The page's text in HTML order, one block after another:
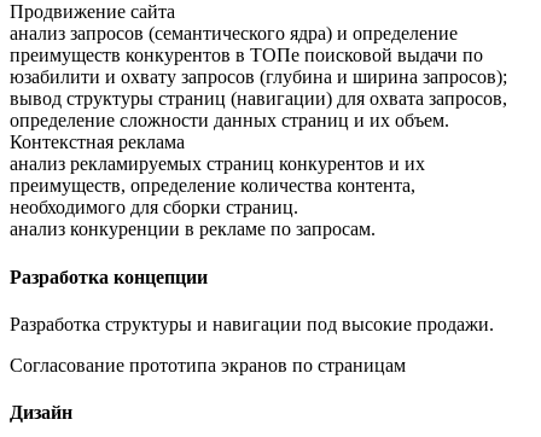
Продвижение сайта
анализ запросов (семантического ядра) и определение
преимуществ конкурентов в ТОПе поисковой выдачи по
юзабилити и охвату запросов (глубина и ширина запросов);
вывод структуры страниц (навигации) для охвата запросов,
определение сложности данных страниц и их объем.
Контекстная реклама
анализ рекламируемых страниц конкурентов и их
преимуществ, определение количества контента,
необходимого для сборки страниц.
анализ конкуренции в рекламе по запросам.
Разработка концепции
Разработка структуры и навигации под высокие продажи.
Согласование прототипа экранов по страницам
Дизайн